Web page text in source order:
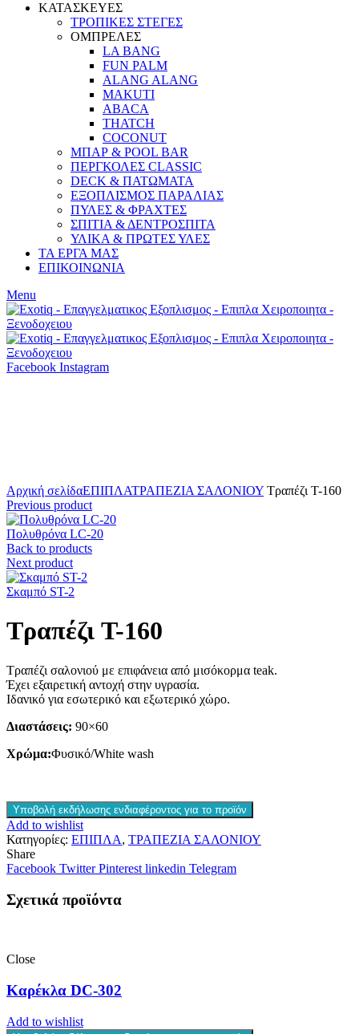
ΚΑΤΑΣΚΕΥΕΣ
ΤΡΟΠΙΚΕΣ ΣΤΕΓΕΣ
ΟΜΠΡΕΛΕΣ
LA BANG
FUN PALM
ALANG ALANG
MAKUTI
ABACA
THATCH
COCONUT
ΜΠΑΡ & POOL BAR
ΠΕΡΓΚΟΛΕΣ CLASSIC
DECK & ΠΑΤΩΜΑΤΑ
ΕΞΟΠΛΙΣΜΟΣ ΠΑΡΑΛΙΑΣ
ΠΥΛΕΣ & ΦΡΑΧΤΕΣ
ΣΠΙΤΙΑ & ΔΕΝΤΡΟΣΠΙΤΑ
ΥΛΙΚΑ & ΠΡΩΤΕΣ ΥΛΕΣ
ΤΑ ΕΡΓΑ ΜΑΣ
ΕΠΙΚΟΙΝΩΝΙΑ
Menu
Facebook Instagram
Αρχική σελίδαΕΠΙΠΛΑΤΡΑΠΕΖΙΑ ΣΑΛΟΝΙΟΥ Τραπέζι T-160
Previous product
Πολυθρόνα LC-20
Back to products
Next product
Σκαμπό ST-2
Τραπέζι T-160
Τραπέζι σαλονιού με επιφάνεια από μισόκορμα teak.
Έχει εξαιρετική αντοχή στην υγρασία.
Ιδανικό για εσωτερικό και εξωτερικό χώρο.
Διαστάσεις: 90×60
Χρώμα:Φυσικό/White wash
Υποβολή εκδήλωσης ενδιαφέροντος για το προϊόν
Add to wishlist
Κατηγορίες: ΕΠΙΠΛΑ, ΤΡΑΠΕΖΙΑ ΣΑΛΟΝΙΟΥ
Share
Facebook Twitter Pinterest linkedin Telegram
Σχετικά προϊόντα
Close
Καρέκλα DC-302
Add to wishlist